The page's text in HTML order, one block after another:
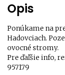
Opis
Ponúkame na
Hadovciach.
ovocné stromy.
Pre ďaľšie info,
957179